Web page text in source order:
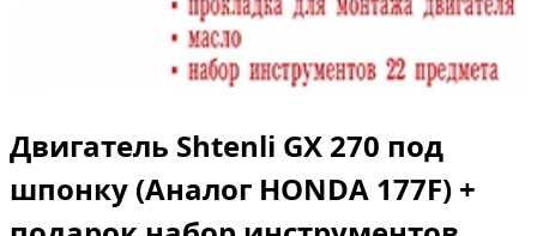
Двигатель Shtenli GX 270 под
шпонку (Аналог HONDA 177F) +